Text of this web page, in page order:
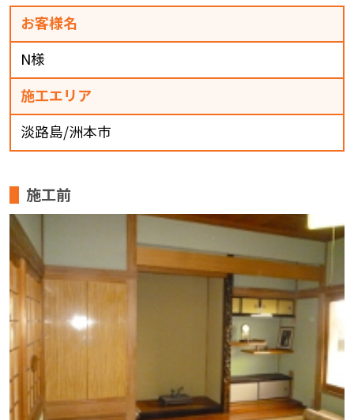
お客様名
N様
施工エリア
淡路島/洲本市
施工前